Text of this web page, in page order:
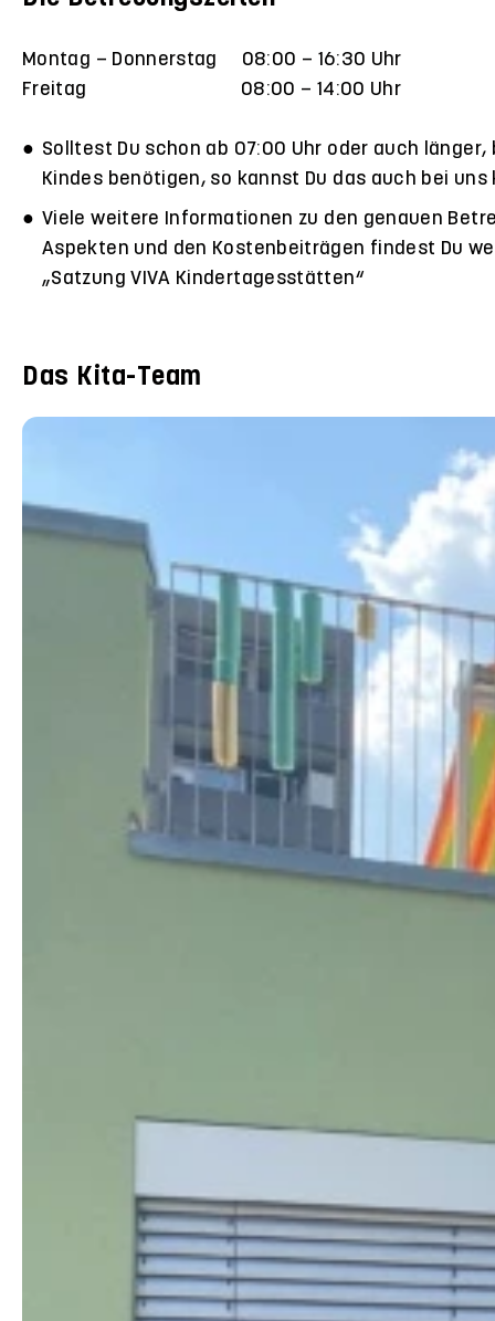
Montag – Donnerstag 08:00 – 16:30 Uhr
Freitag 08:00 – 14:00 Uhr
Solltest Du schon ab 07:00 Uhr oder auch länger,
Kindes benötigen, so kannst Du das auch bei uns
Viele weitere Informationen zu den genauen
Aspekten und den Kostenbeiträgen findest Du
„Satzung VIVA Kindertagesstätten“
Das Kita-Team